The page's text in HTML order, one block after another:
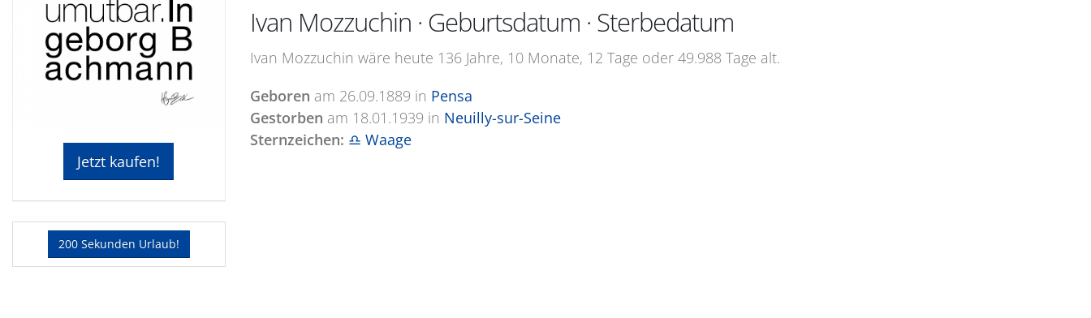
Jetzt kaufen!
200 Sekunden Urlaub!
Ivan Mozzuchin · Geburtsdatum · Sterbedatum
Ivan Mozzuchin wäre heute 136 Jahre, 10 Monate, 12 Tage oder 49.988 Tage alt.
Geboren am 26.09.1889 in Pensa
Gestorben am 18.01.1939 in Neuilly-sur-Seine
Sternzeichen: ♎ Waage